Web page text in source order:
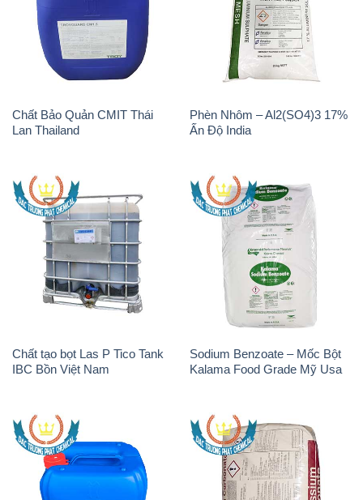
Chất Bảo Quản CMIT Thái
Lan Thailand
Phèn Nhôm – Al2(SO4)3 17%
Ấn Độ India
Chất tạo bọt Las P Tico Tank
IBC Bồn Việt Nam
Sodium Benzoate – Mốc Bột
Kalama Food Grade Mỹ Usa